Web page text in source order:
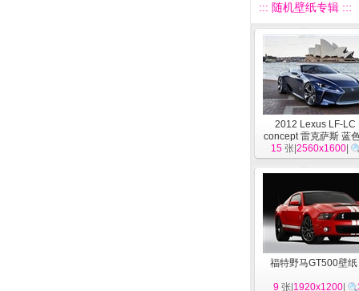
::: 随机壁纸专辑 :::
2012 Lexus LF-LC
concept 雷克萨斯 蓝
高清壁纸[汽车]
15 张|2560x1600
福特野马GT500壁纸
9 张| 1920x1200